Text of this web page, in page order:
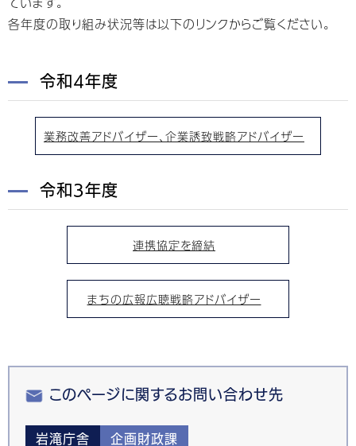
各年度の取り組み状況等は以下のリンクからご覧ください。
令和4年度
業務改善アドバイザー、企業誘致戦略アドバイザー
令和3年度
連携協定を締結
まちの広報広聴戦略アドバイザー
このページに関するお問い合わせ先
岩滝庁舎 企画財政課